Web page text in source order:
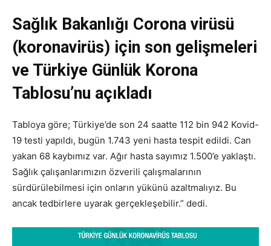
Sağlık Bakanlığı Corona virüsü
(koronavirüs) için son gelişmeleri
ve Türkiye Günlük Korona
Tablosu’nu açıkladı
Tabloya göre; Türkiye’de son 24 saatte 112 bin 942 Kovid-
19 testi yapıldı, bugün 1.743 yeni hasta tespit edildi. Can
yakan 68 kaybımız var. Ağır hasta sayımız 1.500’e yaklaştı.
Sağlık çalışanlarımızın özverili çalışmalarının
sürdürülebilmesi için onların yükünü azaltmalıyız. Bu
ancak tedbirlere uyarak gerçekleşebilir.” dedi.